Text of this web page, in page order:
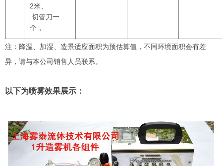
2米、
切管刀一
个，
注：降温、加湿、造景适应面积为预估算值，不同环境面积会有差
异，请与本公司销售人员联系。
以下为喷雾效果展示：